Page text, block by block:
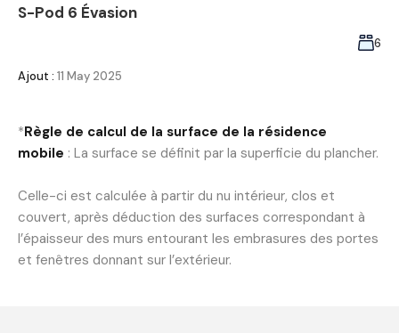
S-Pod 6 Évasion
6
Ajout : 11 May 2025
*Règle de calcul de la surface de la résidence
mobile : La surface se définit par la superficie du plancher.
Celle-ci est calculée à partir du nu intérieur, clos et
couvert, après déduction des surfaces correspondant à
l’épaisseur des murs entourant les embrasures des portes
et fenêtres donnant sur l’extérieur.